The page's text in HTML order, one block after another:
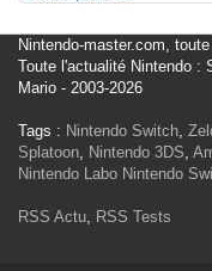
Nintendo-master.com,
Toute l'actualité Nintendo :
Mario - 2003-2026
Tags : Nintendo Switch,
Splatoon, Nintendo 3DS,
Nintendo Labo Nintendo
RSS Actu, RSS Tests